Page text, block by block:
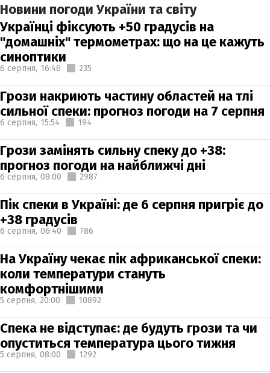
Новини погоди України та світу
Українці фіксують +50 градусів на
"домашніх" термометрах: що на це кажуть
синоптики
6 серпня, 16:46 235
Грози накриють частину областей на тлі
сильної спеки: прогноз погоди на 7 серпня
6 серпня, 15:54 194
Грози замінять сильну спеку до +38:
прогноз погоди на найближчі дні
6 серпня, 08:00 2987
Пік спеки в Україні: де 6 серпня пригріє до
+38 градусів
6 серпня, 06:40 786
На Україну чекає пік африканської спеки:
коли температури стануть
комфортнішими
5 серпня, 20:00 10892
Спека не відступає: де будуть грози та чи
опуститься температура цього тижня
5 серпня, 08:00 1292